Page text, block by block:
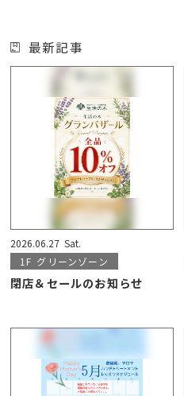
最新記事
2026.06.27 Sat.
1F グリーンゾーン
閉店＆セールのお知らせ